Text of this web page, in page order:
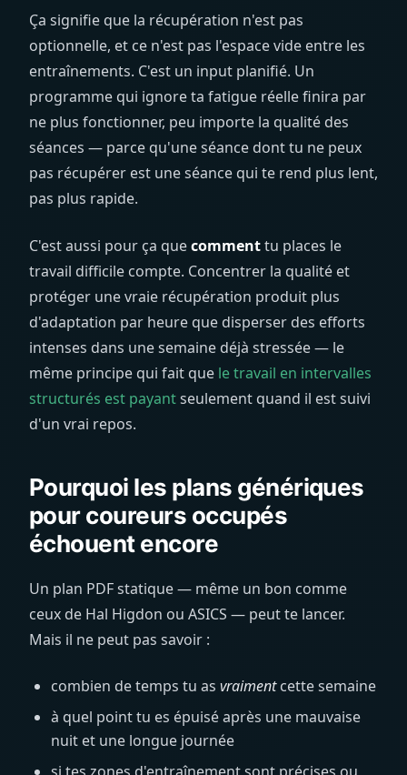
Ça signifie que la récupération n'est pas
optionnelle, et ce n'est pas l'espace vide entre les
entraînements. C'est un input planifié. Un
programme qui ignore ta fatigue réelle finira par
ne plus fonctionner, peu importe la qualité des
séances — parce qu'une séance dont tu ne peux
pas récupérer est une séance qui te rend plus lent,
pas plus rapide.
C'est aussi pour ça quecommenttu places le
travail difficile compte. Concentrer la qualité et
protéger une vraie récupération produit plus
d'adaptation par heure que disperser des efforts
intenses dans une semaine déjà stressée — le
même principe qui fait que le travail en intervalles
structurés est payantseulement quand il est suivi
d'un vrai repos.
Pourquoi les plans génériques
pour coureurs occupés
échouent encore
Un plan PDF statique — même un bon comme
ceux de Hal Higdon ou ASICS — peut te lancer.
Mais il ne peut pas savoir :
combien de temps tu as vraimentcette semaine
à quel point tu es épuisé après une mauvaise
nuit et une longue journée